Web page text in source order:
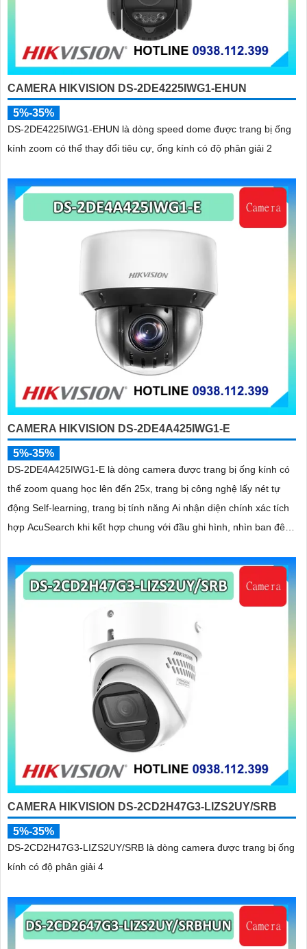
CAMERA HIKVISION DS-2DE4225IWG1-EHUN
5%-35%
DS-2DE4225IWG1-EHUN là dòng speed dome được trang bị ống
kính zoom có thể thay đổi tiêu cự, ống kính có độ phân giải 2
CAMERA HIKVISION DS-2DE4A425IWG1-E
5%-35%
DS-2DE4A425IWG1-E là dòng camera được trang bị ống kính có
thể zoom quang học lên đến 25x, trang bị công nghệ lấy nét tự
động Self-learning, trang bị tính năng Ai nhận diện chính xác tích
hợp AcuSearch khi kết hợp chung với đầu ghi hình, nhìn ban đêm
CAMERA HIKVISION DS-2CD2H47G3-LIZS2UY/SRB
5%-35%
DS-2CD2H47G3-LIZS2UY/SRB là dòng camera được trang bị ống
kính có độ phân giải 4